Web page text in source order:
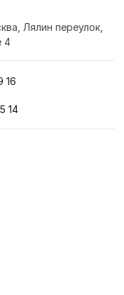
Лялин переулок,
4
16
14